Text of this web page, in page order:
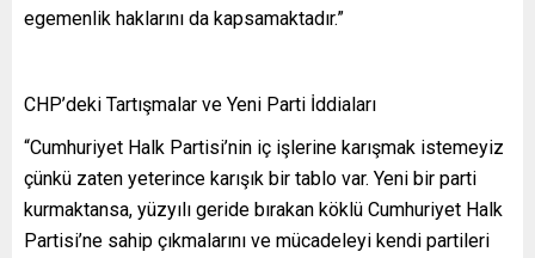
egemenlik haklarını da kapsamaktadır.”
CHP’deki Tartışmalar ve Yeni Parti İddiaları
“Cumhuriyet Halk Partisi’nin iç işlerine karışmak istemeyiz
çünkü zaten yeterince karışık bir tablo var. Yeni bir parti
kurmaktansa, yüzyılı geride bırakan köklü Cumhuriyet Halk
Partisi’ne sahip çıkmalarını ve mücadeleyi kendi partileri